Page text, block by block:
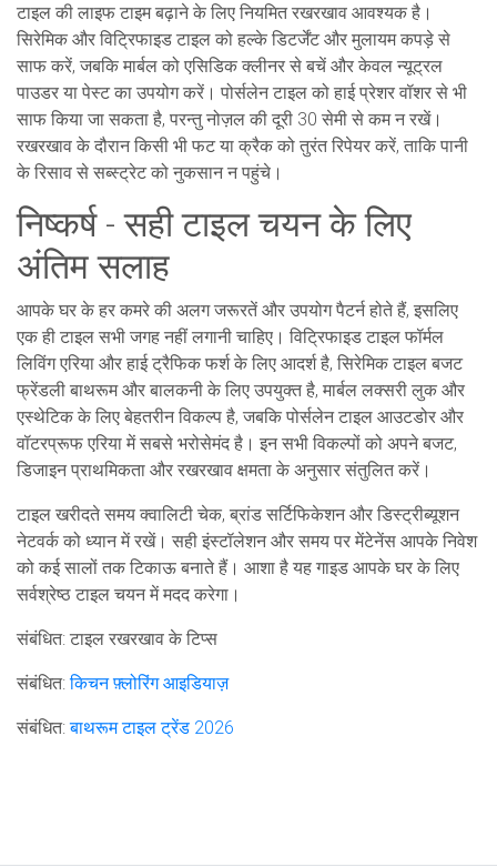
टाइल की लाइफ टाइम बढ़ाने के लिए नियमित रखरखाव आवश्यक है।
सिरेमिक और विट्रिफाइड टाइल को हल्के डिटर्जेंट और मुलायम कपड़े से
साफ करें, जबकि मार्बल को एसिडिक क्लीनर से बचें और केवल न्यूट्रल
पाउडर या पेस्ट का उपयोग करें। पोर्सलेन टाइल को हाई प्रेशर वॉशर से भी
साफ किया जा सकता है, परन्तु नोज़ल की दूरी 30 सेमी से कम न रखें।
रखरखाव के दौरान किसी भी फट या क्रैक को तुरंत रिपेयर करें, ताकि पानी
के रिसाव से सब्स्ट्रेट को नुकसान न पहुंचे।
निष्कर्ष - सही टाइल चयन के लिए
अंतिम सलाह
आपके घर के हर कमरे की अलग जरूरतें और उपयोग पैटर्न होते हैं, इसलिए
एक ही टाइल सभी जगह नहीं लगानी चाहिए। विट्रिफाइड टाइल फॉर्मल
लिविंग एरिया और हाई ट्रैफिक फर्श के लिए आदर्श है, सिरेमिक टाइल बजट
फ्रेंडली बाथरूम और बालकनी के लिए उपयुक्त है, मार्बल लक्सरी लुक और
एस्थेटिक के लिए बेहतरीन विकल्प है, जबकि पोर्सलेन टाइल आउटडोर और
वॉटरप्रूफ एरिया में सबसे भरोसेमंद है। इन सभी विकल्पों को अपने बजट,
डिजाइन प्राथमिकता और रखरखाव क्षमता के अनुसार संतुलित करें।
टाइल खरीदते समय क्वालिटी चेक, ब्रांड सर्टिफिकेशन और डिस्ट्रीब्यूशन
नेटवर्क को ध्यान में रखें। सही इंस्टॉलेशन और समय पर मेंटेनेंस आपके निवेश
को कई सालों तक टिकाऊ बनाते हैं। आशा है यह गाइड आपके घर के लिए
सर्वश्रेष्ठ टाइल चयन में मदद करेगा।
संबंधित: टाइल रखरखाव के टिप्स
संबंधित:किचन फ़्लोरिंग आइडियाज़
संबंधित:बाथरूम टाइल ट्रेंड 2026